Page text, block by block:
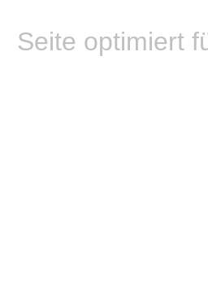
Seite optimiert